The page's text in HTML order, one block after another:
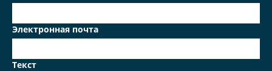
Электронная почта
Текст